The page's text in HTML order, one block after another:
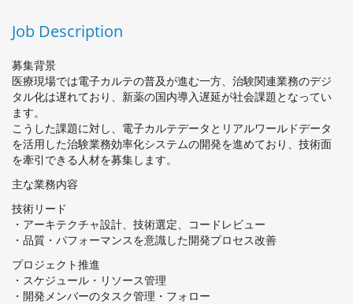
Job Description
募集背景
医療現場では電子カルテの普及が進む一方、治験関連業務のデジ
タル化は遅れており、新薬の国内導入遅延が社会課題となってい
ます。
こうした課題に対し、電子カルテデータとリアルワールドデータ
を活用した治験業務効率化システムの開発を進めており、技術面
を牽引できる人材を募集します。
主な業務内容
技術リード
・アーキテクチャ設計、技術選定、コードレビュー
・品質・パフォーマンスを意識した開発プロセス改善
プロジェクト推進
・スケジュール・リソース管理
・開発メンバーのタスク管理・フォロー